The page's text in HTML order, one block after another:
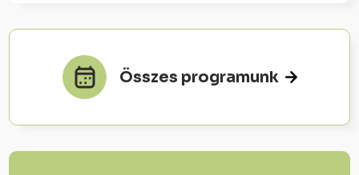
Összes programunk